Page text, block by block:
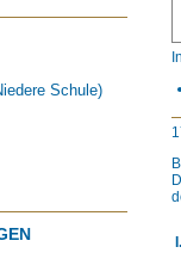
Schule)